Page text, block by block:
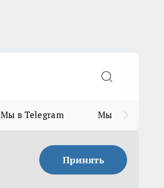
Мы в Telegram Мы в MAX
Принять